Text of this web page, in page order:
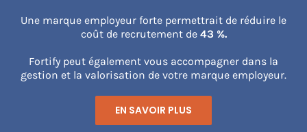
Une marque employeur forte permettrait de réduire le
coût de recrutement de43 %.
Fortify peut également vous accompagner dans la
gestion et la valorisation de votre marque employeur.
EN SAVOIR PLUS